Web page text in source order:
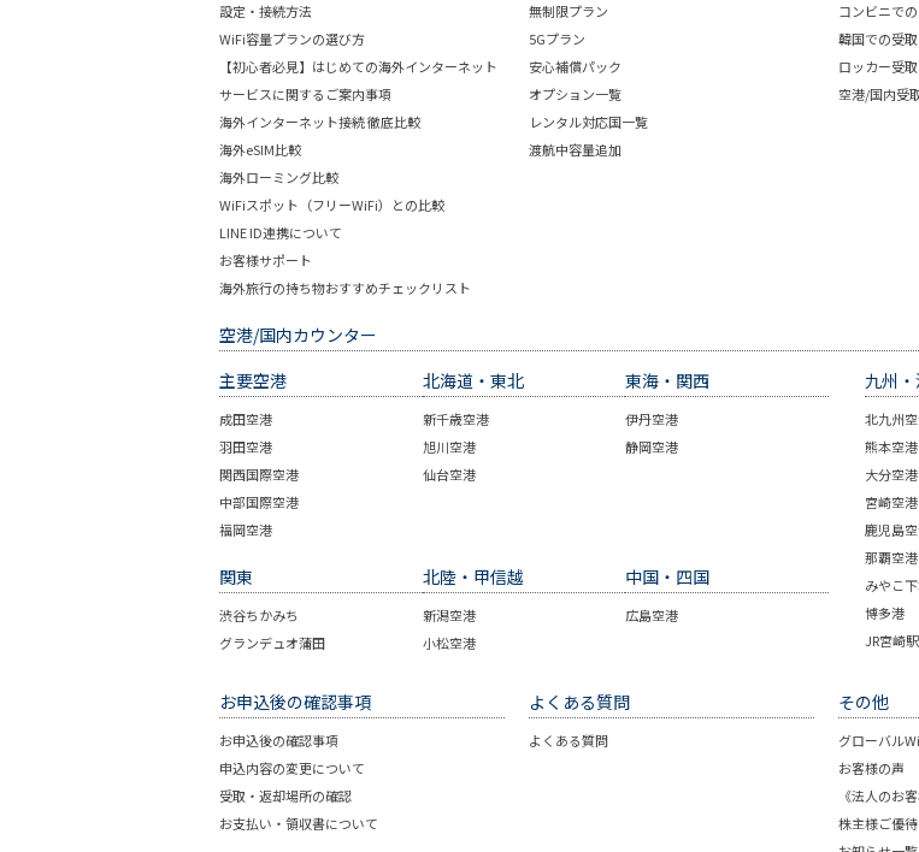
設定・接続方法
WiFi容量プランの選び方
【初心者必見】はじめての海外インターネット
サービスに関するご案内事項
海外インターネット接続 徹底比較
海外eSIM比較
海外ローミング比較
WiFiスポット（フリーWiFi）との比較
LINE ID連携について
お客様サポート
海外旅行の持ち物おすすめチェックリスト
無制限プラン
5Gプラン
安心補償パック
オプション一覧
レンタル対応国一覧
渡航中容量追加
コンビニで
韓国での受
ロッカー受取
空港/国内受
空港/国内カウンター
主要空港
成田空港
羽田空港
関西国際空港
中部国際空港
福岡空港
北海道・東北
新千歳空港
旭川空港
仙台空港
東海・関西
伊丹空港
静岡空港
関東
渋谷ちかみち
グランデュオ蒲田
北陸・甲信越
新潟空港
小松空港
中国・四国
広島空港
九州
北九州
熊本空港
大分空港
宮崎空港
鹿児島
那覇空港
みやこ
博多港
JR宮崎駅
お申込後の確認事項
お申込後の確認事項
申込内容の変更について
受取・返却場所の確認
お支払い・領収書について
よくある質問
よくある質問
その他
グローバル
お客様の声
《法人のお
株主様ご優